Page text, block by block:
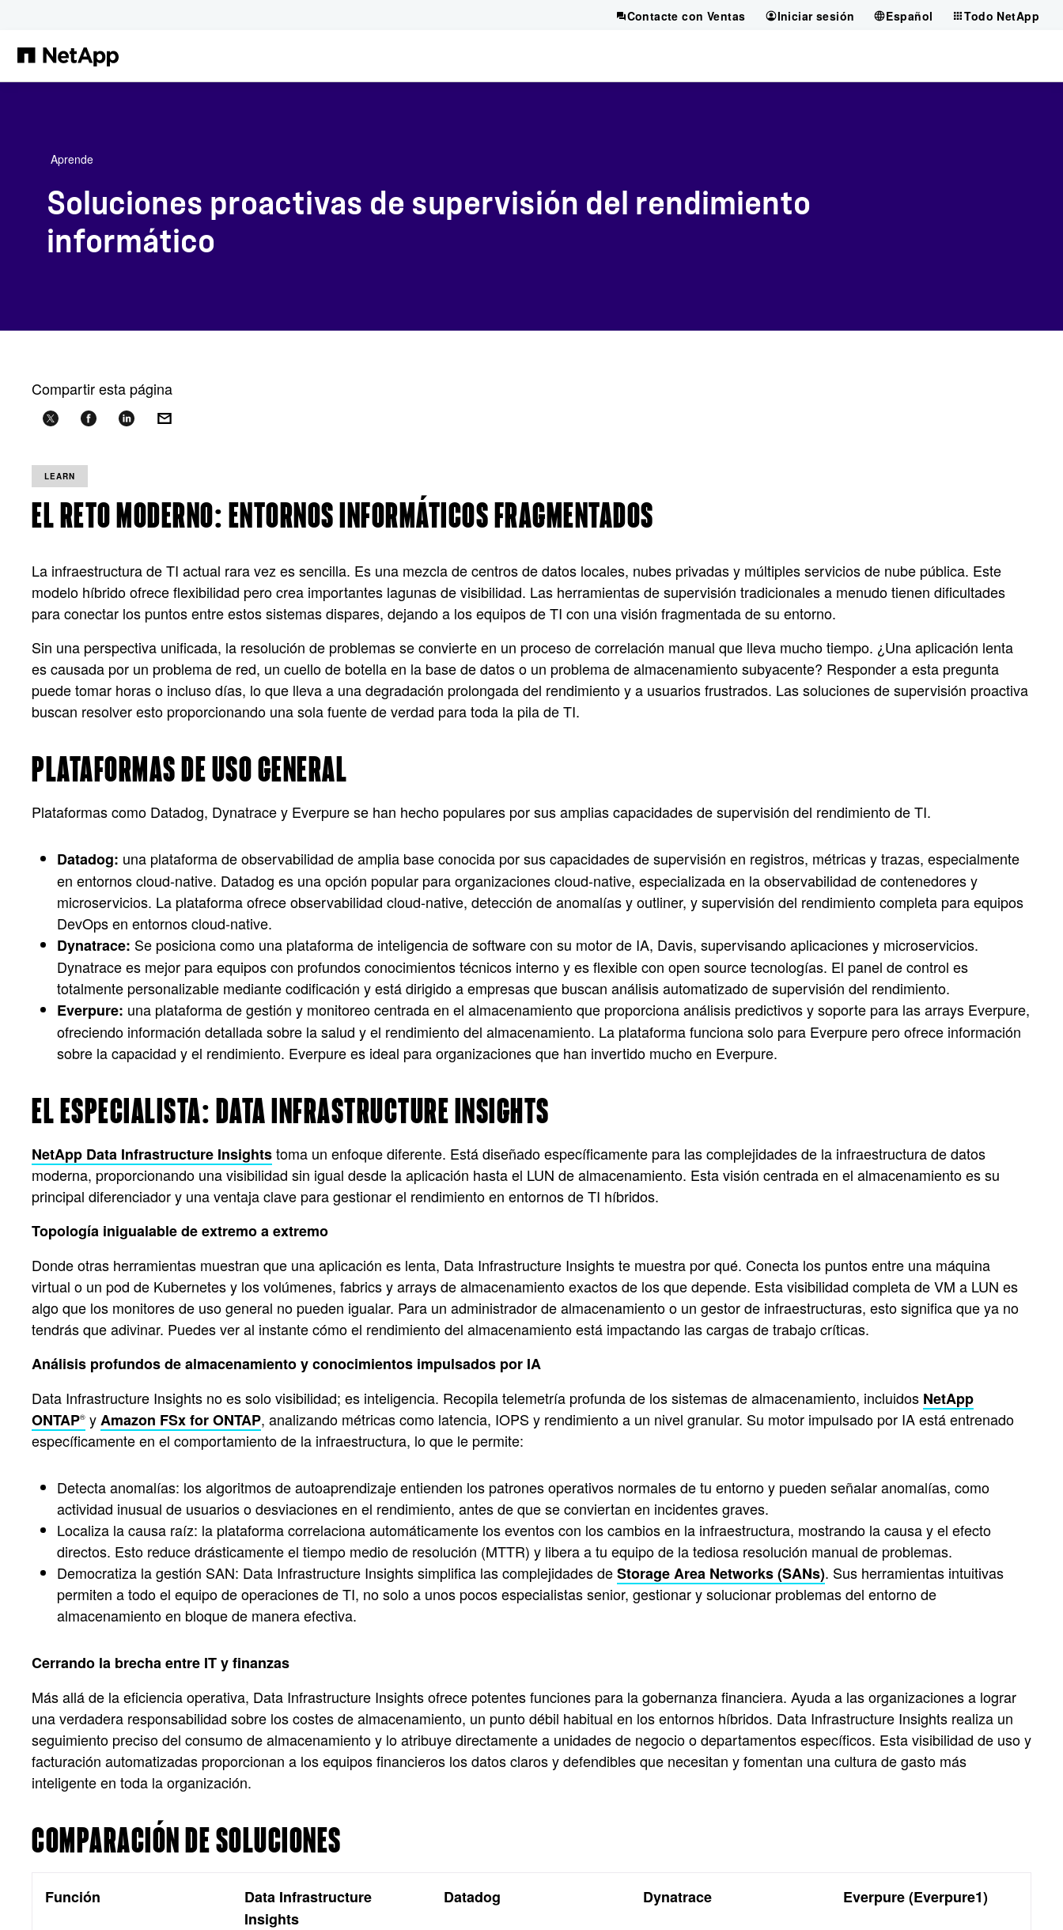
Contacte con Ventas Iniciar sesión Español Todo NetApp
Aprende
Soluciones proactivas de supervisión del rendimiento
informático
Compartir esta página
LEARN
EL RETO MODERNO: ENTORNOS INFORMÁTICOS FRAGMENTADOS
La infraestructura de TI actual rara vez es sencilla. Es una mezcla de centros de datos locales, nubes privadas y múltiples servicios de nube pública. Este
modelo híbrido ofrece flexibilidad pero crea importantes lagunas de visibilidad. Las herramientas de supervisión tradicionales a menudo tienen dificultades
para conectar los puntos entre estos sistemas dispares, dejando a los equipos de TI con una visión fragmentada de su entorno.
Sin una perspectiva unificada, la resolución de problemas se convierte en un proceso de correlación manual que lleva mucho tiempo. ¿Una aplicación lenta
es causada por un problema de red, un cuello de botella en la base de datos o un problema de almacenamiento subyacente? Responder a esta pregunta
puede tomar horas o incluso días, lo que lleva a una degradación prolongada del rendimiento y a usuarios frustrados. Las soluciones de supervisión proactiva
buscan resolver esto proporcionando una sola fuente de verdad para toda la pila de TI.
PLATAFORMAS DE USO GENERAL
Plataformas como Datadog, Dynatrace y Everpure se han hecho populares por sus amplias capacidades de supervisión del rendimiento de TI.
Datadog: una plataforma de observabilidad de amplia base conocida por sus capacidades de supervisión en registros, métricas y trazas, especialmente
en entornos cloud-native. Datadog es una opción popular para organizaciones cloud-native, especializada en la observabilidad de contenedores y
microservicios. La plataforma ofrece observabilidad cloud-native, detección de anomalías y outliner, y supervisión del rendimiento completa para equipos
DevOps en entornos cloud-native.
Dynatrace: Se posiciona como una plataforma de inteligencia de software con su motor de IA, Davis, supervisando aplicaciones y microservicios.
Dynatrace es mejor para equipos con profundos conocimientos técnicos interno y es flexible con open source tecnologías. El panel de control es
totalmente personalizable mediante codificación y está dirigido a empresas que buscan análisis automatizado de supervisión del rendimiento.
Everpure: una plataforma de gestión y monitoreo centrada en el almacenamiento que proporciona análisis predictivos y soporte para las arrays Everpure,
ofreciendo información detallada sobre la salud y el rendimiento del almacenamiento. La plataforma funciona solo para Everpure pero ofrece información
sobre la capacidad y el rendimiento. Everpure es ideal para organizaciones que han invertido mucho en Everpure.
EL ESPECIALISTA: DATA INFRASTRUCTURE INSIGHTS
NetApp Data Infrastructure Insightstoma un enfoque diferente. Está diseñado específicamente para las complejidades de la infraestructura de datos
moderna, proporcionando una visibilidad sin igual desde la aplicación hasta el LUN de almacenamiento. Esta visión centrada en el almacenamiento es su
principal diferenciador y una ventaja clave para gestionar el rendimiento en entornos de TI híbridos.
Topología inigualable de extremo a extremo
Donde otras herramientas muestran que una aplicación es lenta, Data Infrastructure Insights te muestra por qué. Conecta los puntos entre una máquina
virtual o un pod de Kubernetes y los volúmenes, fabrics y arrays de almacenamiento exactos de los que depende. Esta visibilidad completa de VM a LUN es
algo que los monitores de uso general no pueden igualar. Para un administrador de almacenamiento o un gestor de infraestructuras, esto significa que ya no
tendrás que adivinar. Puedes ver al instante cómo el rendimiento del almacenamiento está impactando las cargas de trabajo críticas.
Análisis profundos de almacenamiento y conocimientos impulsados por IA
Data Infrastructure Insights no es solo visibilidad; es inteligencia. Recopila telemetría profunda de los sistemas de almacenamiento, incluidos NetApp
ONTAP® yAmazon FSx for ONTAP, analizando métricas como latencia, IOPS y rendimiento a un nivel granular. Su motor impulsado por IA está entrenado
específicamente en el comportamiento de la infraestructura, lo que le permite:
Detecta anomalías: los algoritmos de autoaprendizaje entienden los patrones operativos normales de tu entorno y pueden señalar anomalías, como
actividad inusual de usuarios o desviaciones en el rendimiento, antes de que se conviertan en incidentes graves.
Localiza la causa raíz: la plataforma correlaciona automáticamente los eventos con los cambios en la infraestructura, mostrando la causa y el efecto
directos. Esto reduce drásticamente el tiempo medio de resolución (MTTR) y libera a tu equipo de la tediosa resolución manual de problemas.
Democratiza la gestión SAN: Data Infrastructure Insights simplifica las complejidades deStorage Area Networks (SANs). Sus herramientas intuitivas
permiten a todo el equipo de operaciones de TI, no solo a unos pocos especialistas senior, gestionar y solucionar problemas del entorno de
almacenamiento en bloque de manera efectiva.
Cerrando la brecha entre IT y finanzas
Más allá de la eficiencia operativa, Data Infrastructure Insights ofrece potentes funciones para la gobernanza financiera. Ayuda a las organizaciones a lograr
una verdadera responsabilidad sobre los costes de almacenamiento, un punto débil habitual en los entornos híbridos. Data Infrastructure Insights realiza un
seguimiento preciso del consumo de almacenamiento y lo atribuye directamente a unidades de negocio o departamentos específicos. Esta visibilidad de uso y
facturación automatizadas proporcionan a los equipos financieros los datos claros y defendibles que necesitan y fomentan una cultura de gasto más
inteligente en toda la organización.
COMPARACIÓN DE SOLUCIONES
Función
Data Infrastructure
Insights
Datadog Dynatrace Everpure (Everpure1)